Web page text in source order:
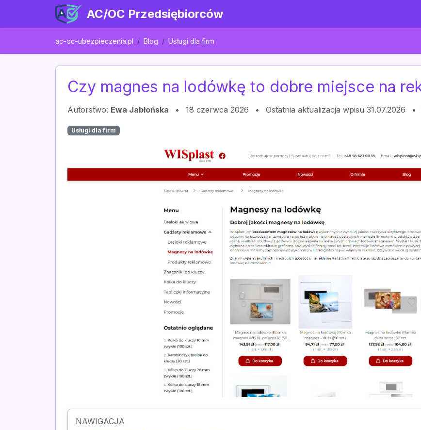
AC/OC Przedsiębiorców
ac-oc-ubezpieczenia.pl Blog Usługi dla firm
Czy magnes na lodówkę to dobre miejsce na
Autorstwo: Ewa Jabłońska • 18 czerwca 2026 • Ostatnia aktualizacja wpisu 31.07.2026 •
Usługi dla firm
NAWIGACJA